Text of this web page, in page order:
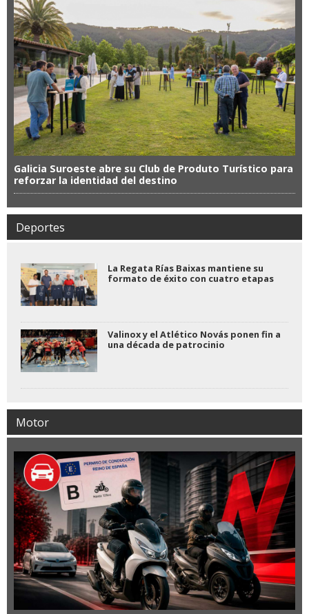
Galicia Suroeste abre su Club de Produto Turístico para
reforzar la identidad del destino
Deportes
La Regata Rías Baixas mantiene su
formato de éxito con cuatro etapas
Valinox y el Atlético Novás ponen fin a
una década de patrocinio
Motor